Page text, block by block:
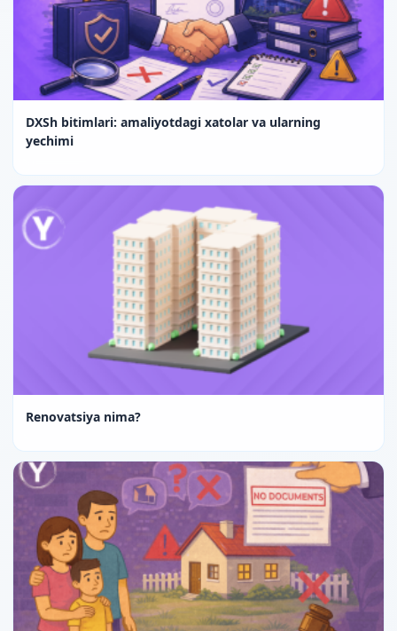
DXSh bitimlari: amaliyotdagi xatolar va ularning
yechimi
Renovatsiya nima?